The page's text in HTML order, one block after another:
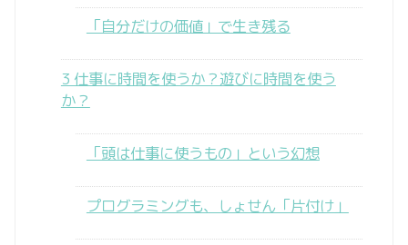
「自分だけの価値」で生き残る
3 仕事に時間を使うか？遊びに時間を使う
か？
「頭は仕事に使うもの」という幻想
プログラミングも、しょせん「片付け」